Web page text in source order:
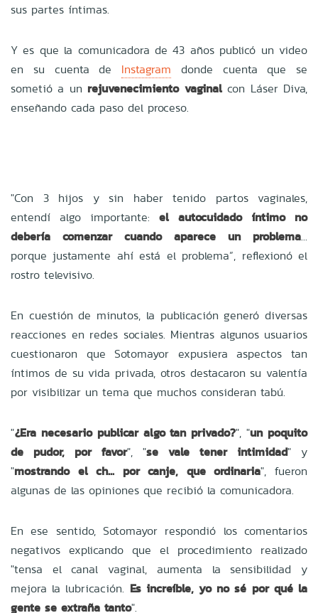
sus partes íntimas.
Y es que la comunicadora de 43 años publicó un video
en su cuenta de Instagram donde cuenta que se
sometió a un rejuvenecimiento vaginalcon Láser Diva,
enseñando cada paso del proceso.
"Con 3 hijos y sin haber tenido partos vaginales,
entendí algo importante: el autocuidado íntimo no
debería comenzar cuando aparece un problema...
porque justamente ahí está el problema”, reflexionó el
rostro televisivo.
En cuestión de minutos, la publicación generó diversas
reacciones en redes sociales. Mientras algunos usuarios
cuestionaron que Sotomayor expusiera aspectos tan
íntimos de su vida privada, otros destacaron su valentía
por visibilizar un tema que muchos consideran tabú.
"¿Era necesario publicar algo tan privado?", "un poquito
de pudor, por favor", "se vale tener intimidad" y
"mostrando el ch... por canje, que ordinaria", fueron
algunas de las opiniones que recibió la comunicadora.
En ese sentido, Sotomayor respondió los comentarios
negativos explicando que el procedimiento realizado
"tensa el canal vaginal, aumenta la sensibilidad y
mejora la lubricación. Es increíble, yo no sé por qué la
gente se extraña tanto".